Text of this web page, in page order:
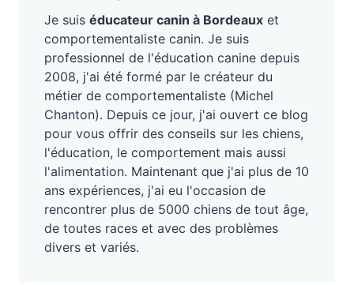
Je suis éducateur canin à Bordeaux et
comportementaliste canin. Je suis
professionnel de l'éducation canine depuis
2008, j'ai été formé par le créateur du
métier de comportementaliste (Michel
Chanton). Depuis ce jour, j'ai ouvert ce blog
pour vous offrir des conseils sur les chiens,
l'éducation, le comportement mais aussi
l'alimentation. Maintenant que j'ai plus de 10
ans expériences, j'ai eu l'occasion de
rencontrer plus de 5000 chiens de tout âge,
de toutes races et avec des problèmes
divers et variés.